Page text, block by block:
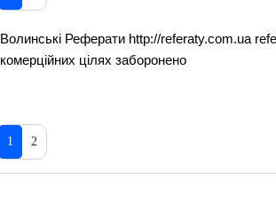
Волинські Реферати http://referaty.com.ua
комерційних цілях заборонено
1 2